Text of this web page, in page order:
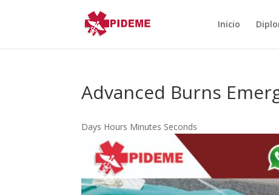
Inicio
Advanced Burns
Days Hours Minutes Seconds